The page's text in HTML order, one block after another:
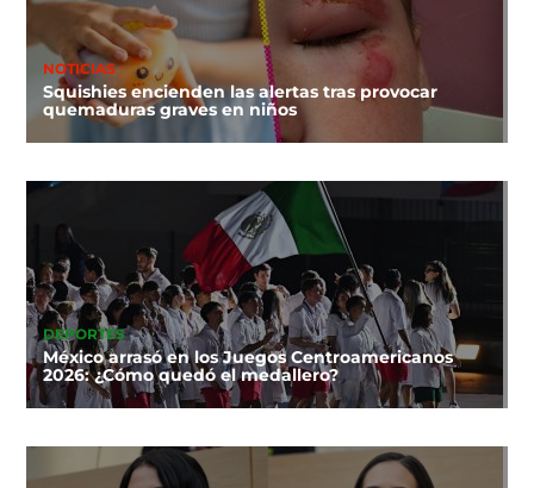
NOTICIAS
Squishies encienden las alertas tras provocar
quemaduras graves en niños
DEPORTES
México arrasó en los Juegos Centroamericanos
2026: ¿Cómo quedó el medallero?